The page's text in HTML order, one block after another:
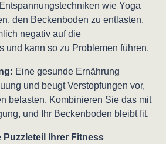
Entspannungstechniken wie Yoga
den Beckenboden zu entlasten.
negativ auf die
und kann so zu Problemen führen.
Eine gesunde Ernährung
und beugt Verstopfungen vor,
belasten. Kombinieren Sie das mit
und Ihr Beckenboden bleibt fit.
Puzzleteil Ihrer Fitness